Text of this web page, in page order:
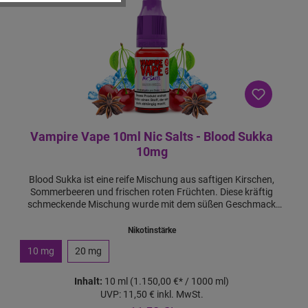
f
Vampire Vape 10ml Nic Salts - Blood Sukka
10mg
Blood Sukka ist eine reife Mischung aus saftigen Kirschen,
Sommerbeeren und frischen roten Früchten. Diese kräftig
schmeckende Mischung wurde mit dem süßen Geschmack
Mischung wird außerdem durch einen Mentholschub
verstärkt, der bei jedem Zug einen kräftigen Hit verursacht.
Dieses Liquid wurde entwickelt, um einen stärkeren und
befriedigenderen Nikotinhit zu erzeugen, was bedeutet, dass
es nicht zum Verdampfen über längere Zeiträume gedacht
ist. Das Nikotin in Nic Salts wird viel schneller in den
Nikotinstärke
10 mg 20 mg
Inhalt: 10 ml (1.150,00 €* / 1000 ml)
UVP: 11,50 € inkl. MwSt.